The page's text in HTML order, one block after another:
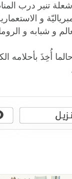
تنير درب
و
و شبابه و
أُخِذَ بأحلامه